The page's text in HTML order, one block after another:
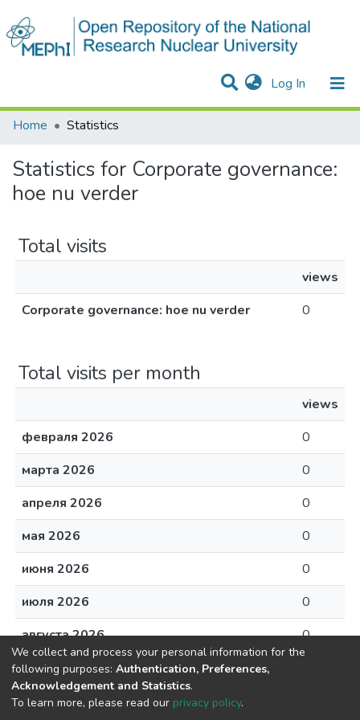
Log In (current)
Communities & Collections
All of DSpace
Home
Statistics
Statistics for Corporate governance:
hoe nu verder
Total visits
views
Corporate governance: hoe nu verder
0
Total visits per month
views
февраля 2026
0
марта 2026
0
апреля 2026
0
мая 2026
0
июня 2026
0
июля 2026
0
августа 2026
0
We collect and process your personal information for the
following purposes: Authentication, Preferences,
Acknowledgement and Statistics.
To learn more, please read our privacy policy.